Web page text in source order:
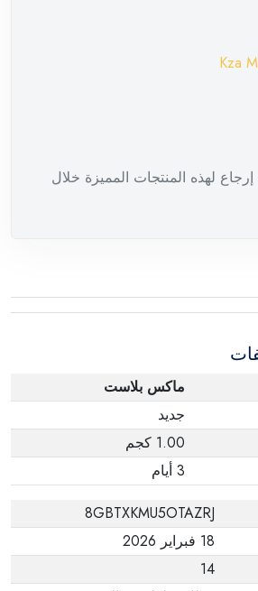
Kza
لهذه المنتجات المميزة خلال
الأصلية. لاحظ أنه لا يمكن إرجاع المنتجات
ماكس بلاست
جديد
1.00 كجم
3 أيام
8GBTXKMU5OTAZRJ
18 فبراير 2026
14